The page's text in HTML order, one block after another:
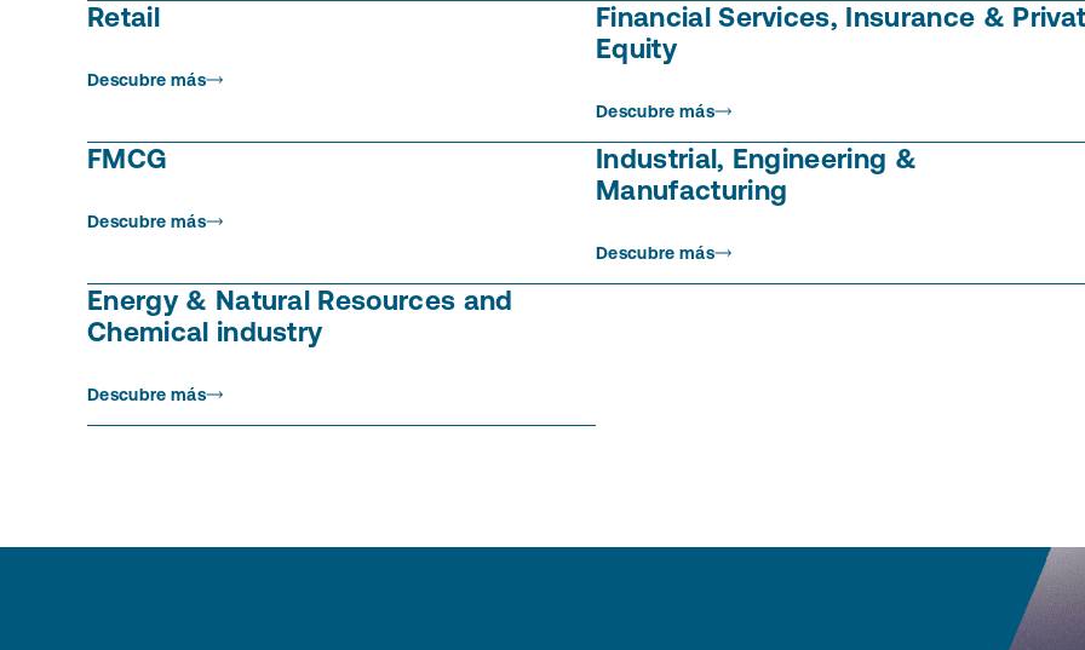
Retail
Descubre más
Financial Services, Insurance &
Equity
Descubre más
FMCG
Descubre más
Industrial, Engineering &
Manufacturing
Descubre más
Energy & Natural Resources and
Chemical industry
Descubre más